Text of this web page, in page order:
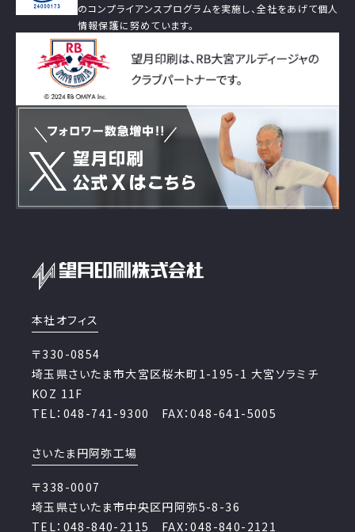
のコンプライアンスプログラムを実施し、全社をあげて個人
情報保護に努めています。
本社オフィス
〒330-0854
埼玉県さいたま市大宮区桜木町1-195-1 大宮ソラミチ
KOZ 11F
TEL：048-741-9300 FAX：048-641-5005
さいたま円阿弥工場
〒338-0007
埼玉県さいたま市中央区円阿弥5-8-36
TEL：048-840-2115 FAX：048-840-2121